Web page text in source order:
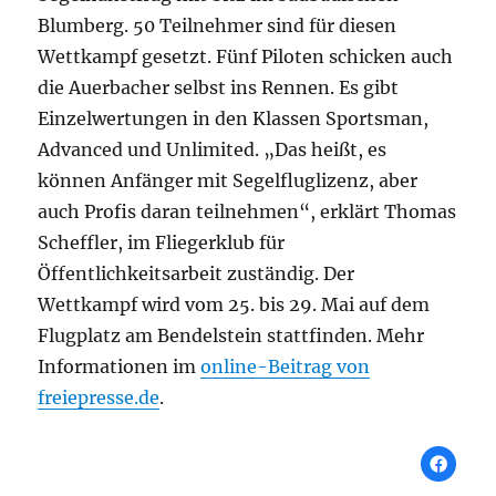
Blumberg. 50 Teilnehmer sind für diesen
Wettkampf gesetzt. Fünf Piloten schicken auch
die Auerbacher selbst ins Rennen. Es gibt
Einzelwertungen in den Klassen Sportsman,
Advanced und Unlimited. „Das heißt, es
können Anfänger mit Segelfluglizenz, aber
auch Profis daran teilnehmen“, erklärt Thomas
Scheffler, im Fliegerklub für
Öffentlichkeitsarbeit zuständig. Der
Wettkampf wird vom 25. bis 29. Mai auf dem
Flugplatz am Bendelstein stattfinden. Mehr
Informationen imonline-Beitrag von
freiepresse.de.